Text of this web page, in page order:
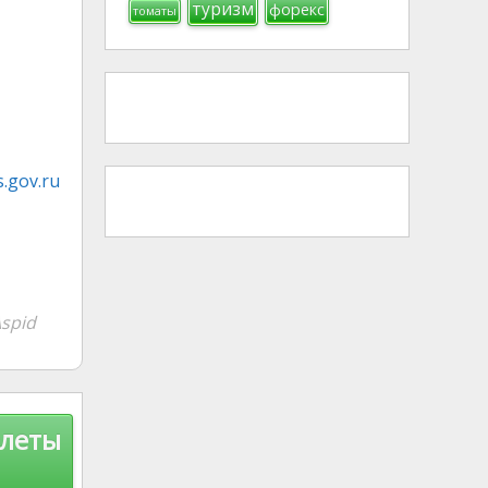
томаты туризм форекс